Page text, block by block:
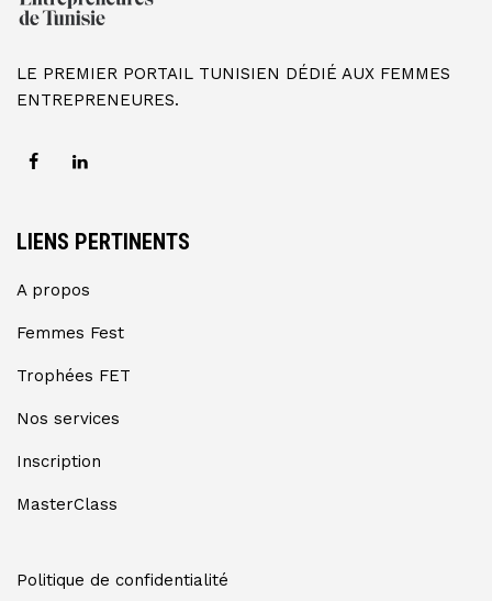
LE PREMIER PORTAIL TUNISIEN DÉDIÉ AUX FEMMES
ENTREPRENEURES.
LIENS PERTINENTS
A propos
Femmes Fest
Trophées FET
Nos services
Inscription
MasterClass
Politique de confidentialité